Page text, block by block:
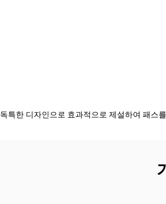
독특한 디자인으로 효과적으로 제설하여 패스